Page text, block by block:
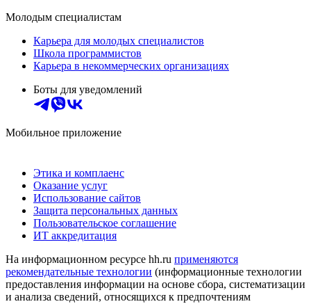
Молодым специалистам
Карьера для молодых специалистов
Школа программистов
Карьера в некоммерческих организациях
Боты для уведомлений
Мобильное приложение
Этика и комплаенс
Оказание услуг
Использование сайтов
Защита персональных данных
Пользовательское соглашение
ИТ аккредитация
На информационном ресурсе hh.ru применяются
рекомендательные технологии (информационные технологии
предоставления информации на основе сбора, систематизации
и анализа сведений, относящихся к предпочтениям